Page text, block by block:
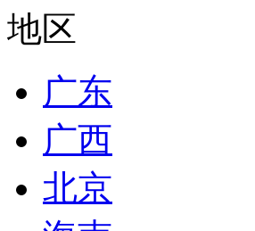
地区
广东
广西
北京